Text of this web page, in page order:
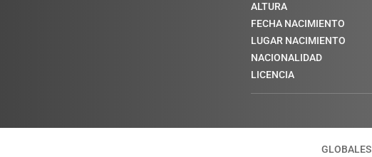
ALTURA
FECHA NACIMIENTO
LUGAR NACIMIENTO
NACIONALIDAD
LICENCIA
GLOBALES